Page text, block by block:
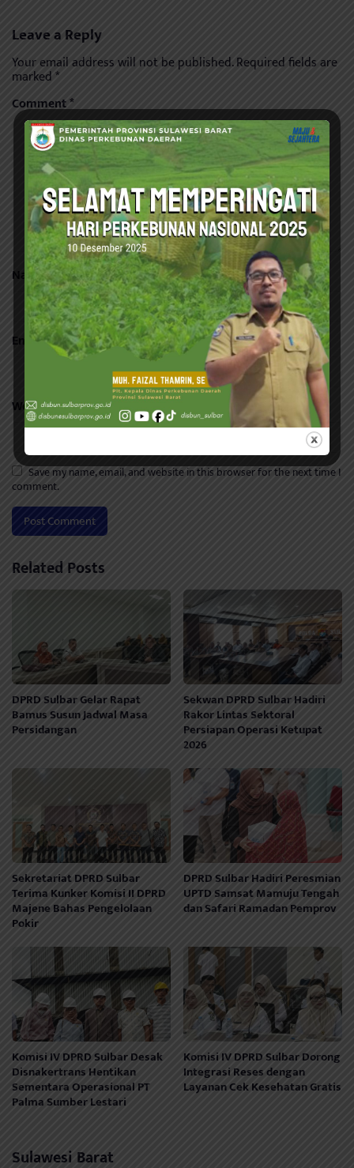
Leave a Reply
Your email address will not be published.Required fields are
marked*
Comment*
Name*
Email*
Website
Save my name, email, and website in this browser for the next time I
comment.
Related Posts
DPRD Sulbar Gelar Rapat
Bamus Susun Jadwal Masa
Persidangan
Sekwan DPRD Sulbar Hadiri
Rakor Lintas Sektoral
Persiapan Operasi Ketupat
2026
Sekretariat DPRD Sulbar
Terima Kunker Komisi II DPRD
Majene Bahas Pengelolaan
Pokir
DPRD Sulbar Hadiri Peresmian
UPTD Samsat Mamuju Tengah
dan Safari Ramadan Pemprov
Komisi IV DPRD Sulbar Desak
Disnakertrans Hentikan
Sementara Operasional PT
Palma Sumber Lestari
Komisi IV DPRD Sulbar Dorong
Integrasi Reses dengan
Layanan Cek Kesehatan Gratis
Sulawesi Barat